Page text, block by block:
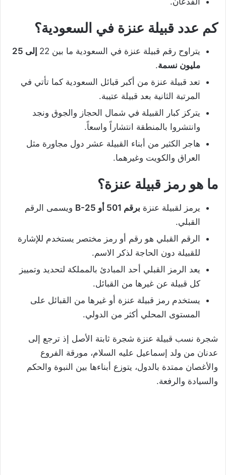
كم عدد قبيلة عنزة في السعودية؟
يتراوح رقم قبيلة عنزة في السعودية ما بين 22
إلى 25
مليون نسمة.
تعد قبيلة عنزة من أكبر قبائل السعودية كما تأتي في
المرتبة الثانية بعد قبيلة عتيبة.
يتركز كبار القبيلة في شمال الحجاز والجوق ونجد
وانتشروا بالمنطقة انتشاراً واسعاً.
هاجر الكثير من أبناء القبيلة عشر دول مجاورة مثل
العراق والكويت وغيرهما.
ما هو رمز قبيلة عنزة؟
يرمز لقبيلة عنزة برقم 501 أو B-25
ويسمى الرقم
القبلي.
الرقم القبلي هو رقم أو رمز مختصر يستخدم للإشارة
للقبيلة دون الحاجة لذكر الاسم.
يعد الرمز القبلي أحد المبادئ بالمملكة لتحديد وتمييز
كل قبيلة عن غيرها من القبائل.
يستخدم رمز قبيلة عنزة أو غيرها من القبائل على
المستوى المحلي أكثر من الدولي.
شجرة نسب قبيلة عنزة شجرة ثابتة الأصل إذ ترجع إلى
عدنان من ولد إسماعيل عليه السلام، مورقة الفروع
والأغصان ممتدة بالدول، يتوزع أبناءها بين النبوة والحكم
والسيادة والرفعة.